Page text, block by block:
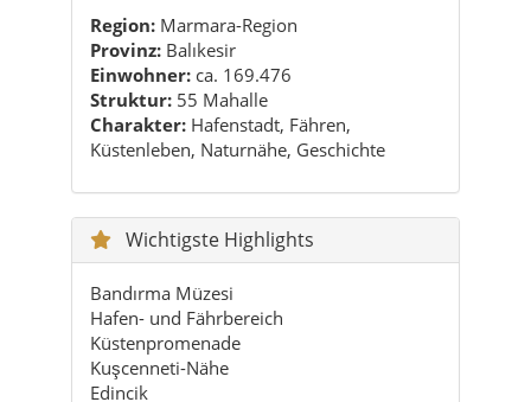
Küstenleben, Naturnähe, Geschichte
Wichtigste Highlights
Hafen- und Fährbereich
Küstenpromenade
Kuşcenneti-Nähe
Edincik
Urbanes Marmara-Stadtgefühl
Praktische Tipps